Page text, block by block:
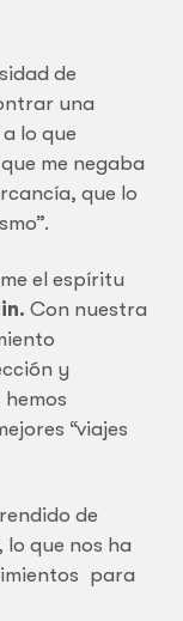
de
una
lo que
me negaba
que lo
el espíritu
Con nuestra
y
“viajes
de
lo que nos ha
para